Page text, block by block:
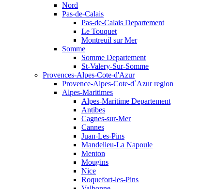
Nord
Pas-de-Calais
Pas-de-Calais Departement
Le Touquet
Montreuil sur Mer
Somme
Somme Departement
St-Valery-Sur-Somme
Provences-Alpes-Cote-d'Azur
Provence-Alpes-Cote-d`Azur region
Alpes-Maritimes
Alpes-Maritime Departement
Antibes
Cagnes-sur-Mer
Cannes
Juan-Les-Pins
Mandelieu-La Napoule
Menton
Mougins
Nice
Roquefort-les-Pins